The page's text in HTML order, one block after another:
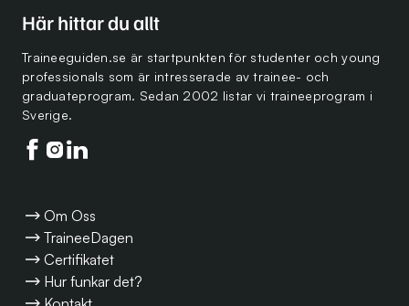
Här hittar du allt
Traineeguiden.se är startpunkten för studenter och young
professionals som är intresserade av trainee- och
graduateprogram. Sedan 2002 listar vi traineeprogram i
Sverige.
Följ oss på facebook
Följ oss på instagram
Följ oss på linkedin
Om Oss
TraineeDagen
Certifikatet
Hur funkar det?